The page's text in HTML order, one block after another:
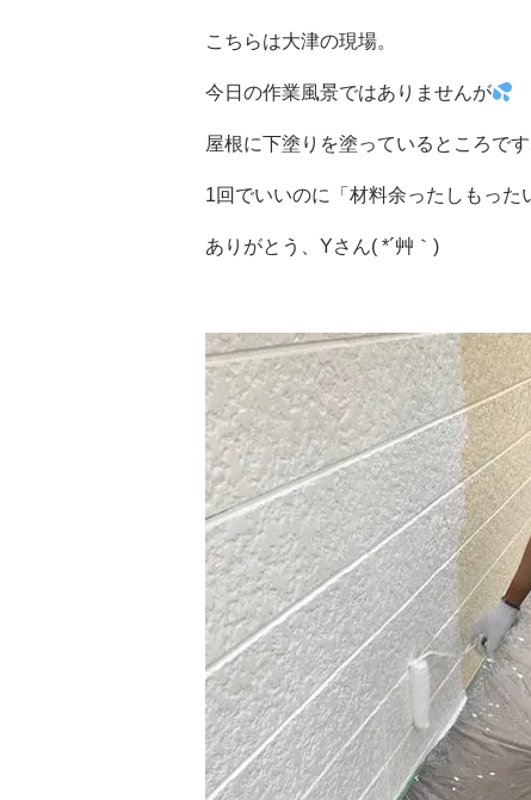
こちらは大津の現場。
今日の作業風景ではありませんが
屋根に下塗りを塗っているところです
1回でいいのに「材料余ったしもった
ありがとう、Yさん( *´艸｀)